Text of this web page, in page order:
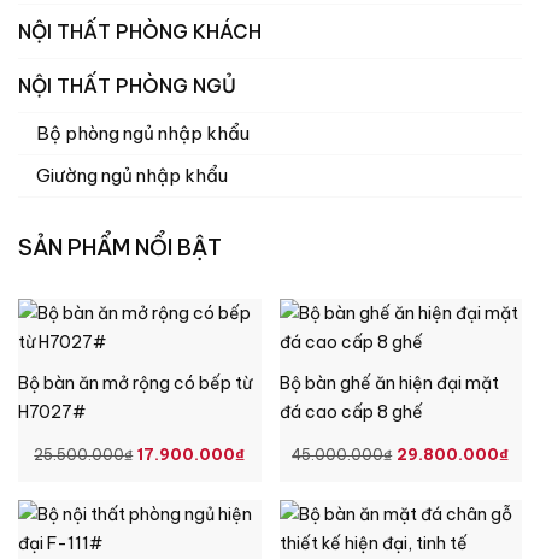
NỘI THẤT PHÒNG KHÁCH
NỘI THẤT PHÒNG NGỦ
Bộ phòng ngủ nhập khẩu
Giường ngủ nhập khẩu
SẢN PHẨM NỔI BẬT
Bộ bàn ăn mở rộng có bếp từ
H7027#
25.500.000₫ GIÁ
LÀ:
17.900.000₫GIÁ
TẠI
Bộ bàn ghế ăn hiện đại mặt
đá cao cấp 8 ghế
45.000.000₫ GIÁ
LÀ:
45.000.000₫.
29.800.000₫